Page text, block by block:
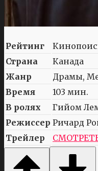
Рейтинг
Страна
Канада
Жанр
Драмы,
Время
103 мин.
В ролях
Гийом
Режиссер Ричард
Трейлер